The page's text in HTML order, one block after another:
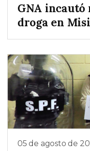
GNA incautó
droga en
05 de agosto de